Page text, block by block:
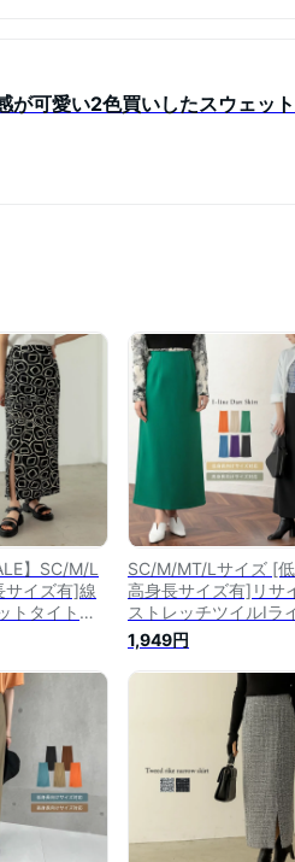
が可愛い2色買いしたスウェッ
】SC/M/L
サイズ有]線
トタイトス
ス 春 夏 /
スカート I
ナロースカ
カート フロ
ート柄 幾何
SC/M/MT/Lサイズ [
高身長サイズ有]リサ
ストレッチツイルIラ
カート レディース 春
スカート タイトスカ
ロースカート Iライン
イクルツイル サステ
保湿 オフィスカジュ
1,949円